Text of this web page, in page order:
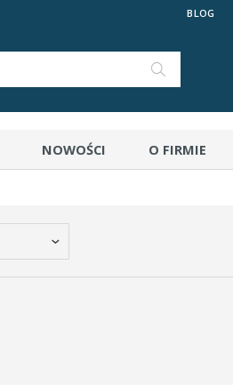
BLOG
NOWOŚCI O FIRMIE